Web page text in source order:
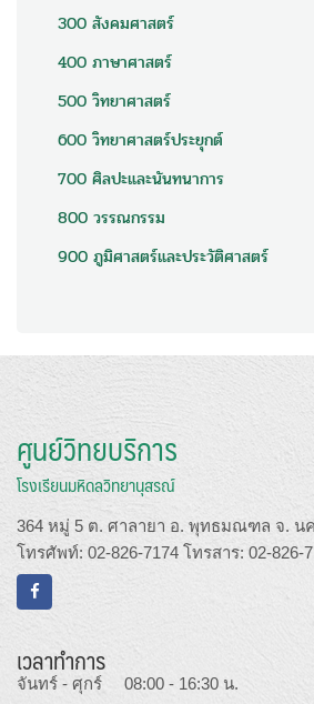
300 สังคมศาสตร์
400 ภาษาศาสตร์
500 วิทยาศาสตร์
600 วิทยาศาสตร์ประยุกต์
700 ศิลปะและนันทนาการ
800 วรรณกรรม
900 ภูมิศาสตร์และประวัติศาสตร์
ศูนย์วิทยบริการ
โรงเรียนมหิดลวิทยานุสรณ์
364 หมู่ 5 ต. ศาลายา อ. พุทธมณฑล จ. น
โทรศัพท์: 02-826-7174 โทรสาร: 02-826-
เวลาทำการ
จันทร์ - ศุกร์ 08:00 - 16:30 น.